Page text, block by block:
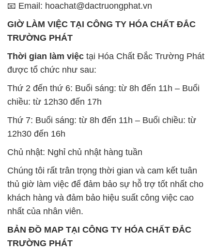
📧 Email: hoachat@dactruongphat.vn
GIỜ LÀM VIỆC TẠI CÔNG TY HÓA CHẤT ĐẮC
TRƯỜNG PHÁT
Thời gian làm việc tại Hóa Chất Đắc Trường Phát
được tổ chức như sau:
Thứ 2 đến thứ 6: Buổi sáng: từ 8h đến 11h – Buổi
chiều: từ 12h30 đến 17h
Thứ 7: Buổi sáng: từ 8h đến 11h – Buổi chiều: từ
12h30 đến 16h
Chủ nhật: Nghỉ chủ nhật hàng tuần
Chúng tôi rất trân trọng thời gian và cam kết tuân
thủ giờ làm việc để đảm bảo sự hỗ trợ tốt nhất cho
khách hàng và đảm bảo hiệu suất công việc cao
nhất của nhân viên.
BẢN ĐỒ MAP TẠI CÔNG TY HÓA CHẤT ĐẮC
TRƯỜNG PHÁT